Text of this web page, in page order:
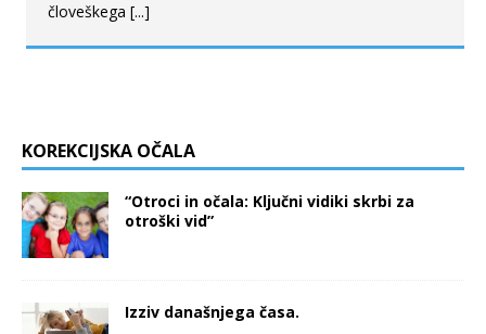
človeškega [...]
KOREKCIJSKA OČALA
“Otroci in očala: Ključni vidiki skrbi za
otroški vid”
Izziv današnjega časa.